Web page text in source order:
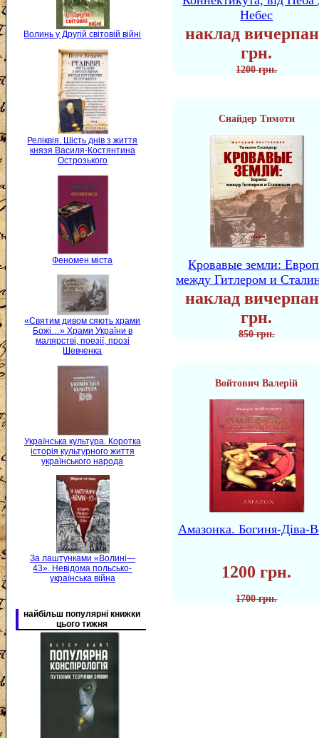
Волинь у Другій світовій війні
Реліквія. Шість днів з життя
князя Василя-Костянтина
Острозького
Феномен міста
«Святим дивом сяють храми
Божі…» Храми України в
малярстві, поезії, прозі
Шевченка
Українська культура. Коротка
історія культурного життя
українського народа
За лаштунками «Волині—
43». Невідома польсько-
українська війна
найбільш популярні книжки
цього тижня
Небес
наклад
грн.
1200 грн.
Снайдер Тимоти
Кровавые земли:
между Гитлером и
наклад
грн.
850 грн.
Войтович Валерій
Амазонка. Богиня-Діва-
1200 грн.
1700 грн.